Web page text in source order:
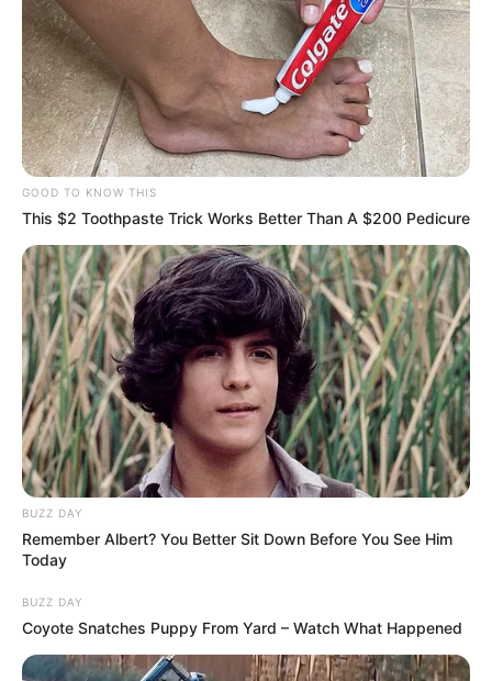
GOOD TO KNOW THIS
This $2 Toothpaste Trick Works Better Than A $200 Pedicure
BUZZ DAY
Remember Albert? You Better Sit Down Before You See Him
Today
BUZZ DAY
Coyote Snatches Puppy From Yard – Watch What Happened